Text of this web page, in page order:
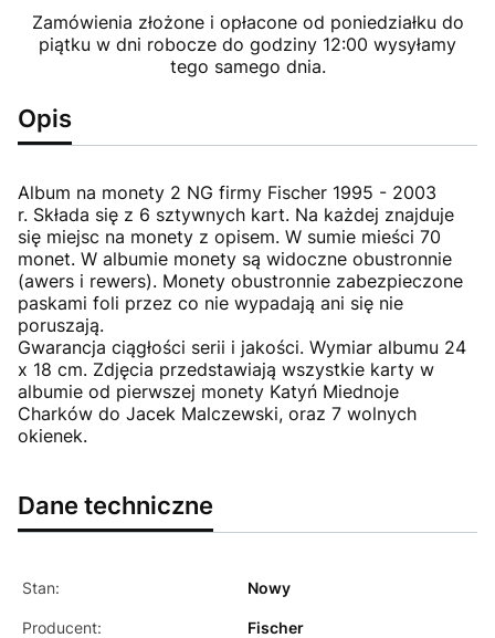
Zamówienia złożone i opłacone od poniedziałku do
piątku w dni robocze do godziny 12:00 wysyłamy
tego samego dnia.
Opis
Album na monety 2 NG firmy Fischer 1995 - 2003
r. Składa się z 6 sztywnych kart. Na każdej znajduje
się miejsc na monety z opisem. W sumie mieści 70
monet. W albumie monety są widoczne obustronnie
(awers i rewers). Monety obustronnie zabezpieczone
paskami foli przez co nie wypadają ani się nie
poruszają.
Gwarancja ciągłości serii i jakości. Wymiar albumu 24
x 18 cm. Zdjęcia przedstawiają wszystkie karty w
albumie od pierwszej monety Katyń Miednoje
Charków do Jacek Malczewski, oraz 7 wolnych
okienek.
Dane techniczne
Stan: Nowy
Producent: Fischer